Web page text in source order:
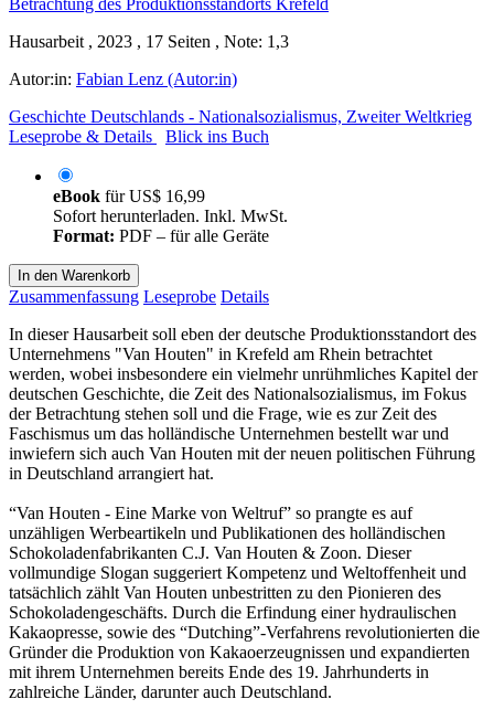
Hausarbeit , 2023 , 17 Seiten , Note: 1,3
Autor:in: Fabian Lenz (Autor:in)
Geschichte Deutschlands - Nationalsozialismus, Zweiter Weltkrieg
Leseprobe & Details
Blick ins Buch
eBook fürUS$ 16,99
Sofort herunterladen. Inkl. MwSt.
Format: PDF – für alle Geräte
In den Warenkorb
Zusammenfassung Leseprobe Details
In dieser Hausarbeit soll eben der deutsche Produktionsstandort des
Unternehmens "Van Houten" in Krefeld am Rhein betrachtet
werden, wobei insbesondere ein vielmehr unrühmliches Kapitel der
deutschen Geschichte, die Zeit des Nationalsozialismus, im Fokus
der Betrachtung stehen soll und die Frage, wie es zur Zeit des
Faschismus um das holländische Unternehmen bestellt war und
inwiefern sich auch Van Houten mit der neuen politischen Führung
in Deutschland arrangiert hat.
“Van Houten - Eine Marke von Weltruf” so prangte es auf
unzähligen Werbeartikeln und Publikationen des holländischen
Schokoladenfabrikanten C.J. Van Houten & Zoon. Dieser
vollmundige Slogan suggeriert Kompetenz und Weltoffenheit und
tatsächlich zählt Van Houten unbestritten zu den Pionieren des
Schokoladengeschäfts. Durch die Erfindung einer hydraulischen
Kakaopresse, sowie des “Dutching”-Verfahrens revolutionierten die
Gründer die Produktion von Kakaoerzeugnissen und expandierten
mit ihrem Unternehmen bereits Ende des 19. Jahrhunderts in
zahlreiche Länder, darunter auch Deutschland.